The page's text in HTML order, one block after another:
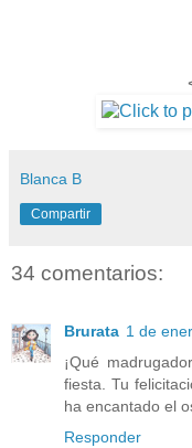
Blanca B
Compartir
34 comentarios:
Brurata 1 de
¡Qué
fiesta. Tu
ha encantado el
Responder